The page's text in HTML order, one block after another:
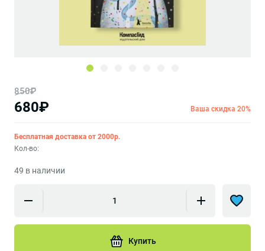
850₽
680₽ Ваша скидка 20%
Бесплатная доставка от 2000р.
Кол-во:
49 в наличии
Купить